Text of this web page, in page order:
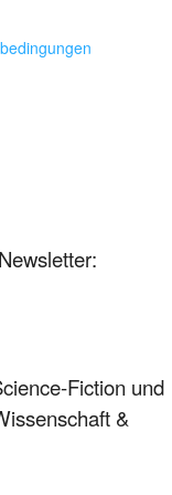
Fiction und
&